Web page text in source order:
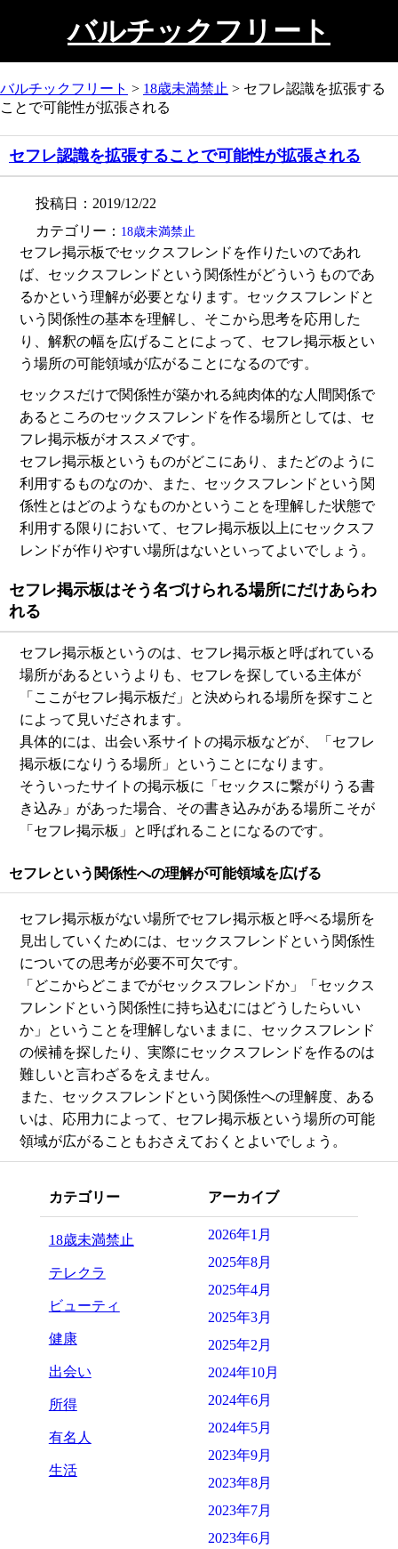
バルチックフリート
バルチックフリート > 18歳未満禁止 > セフレ認識を拡張する
ことで可能性が拡張される
セフレ認識を拡張することで可能性が拡張される
投稿日：2019/12/22
カテゴリー： 18歳未満禁止
セフレ掲示板でセックスフレンドを作りたいのであれ
ば、セックスフレンドという関係性がどういうものであ
るかという理解が必要となります。セックスフレンドと
いう関係性の基本を理解し、そこから思考を応用した
り、解釈の幅を広げることによって、セフレ掲示板とい
う場所の可能領域が広がることになるのです。
セックスだけで関係性が築かれる純肉体的な人間関係で
あるところのセックスフレンドを作る場所としては、セ
フレ掲示板がオススメです。
セフレ掲示板というものがどこにあり、またどのように
利用するものなのか、また、セックスフレンドという関
係性とはどのようなものかということを理解した状態で
利用する限りにおいて、セフレ掲示板以上にセックスフ
レンドが作りやすい場所はないといってよいでしょう。
セフレ掲示板はそう名づけられる場所にだけあらわ
れる
セフレ掲示板というのは、セフレ掲示板と呼ばれている
場所があるというよりも、セフレを探している主体が
「ここがセフレ掲示板だ」と決められる場所を探すこと
によって見いだされます。
具体的には、出会い系サイトの掲示板などが、「セフレ
掲示板になりうる場所」ということになります。
そういったサイトの掲示板に「セックスに繋がりうる書
き込み」があった場合、その書き込みがある場所こそが
「セフレ掲示板」と呼ばれることになるのです。
セフレという関係性への理解が可能領域を広げる
セフレ掲示板がない場所でセフレ掲示板と呼べる場所を
見出していくためには、セックスフレンドという関係性
についての思考が必要不可欠です。
「どこからどこまでがセックスフレンドか」「セックス
フレンドという関係性に持ち込むにはどうしたらいい
か」ということを理解しないままに、セックスフレンド
の候補を探したり、実際にセックスフレンドを作るのは
難しいと言わざるをえません。
また、セックスフレンドという関係性への理解度、ある
いは、応用力によって、セフレ掲示板という場所の可能
領域が広がることもおさえておくとよいでしょう。
カテゴリー
18歳未満禁止
テレクラ
ビューティ
健康
出会い
所得
有名人
生活
アーカイブ
2026年1月
2025年8月
2025年4月
2025年3月
2025年2月
2024年10月
2024年6月
2024年5月
2023年9月
2023年8月
2023年7月
2023年6月